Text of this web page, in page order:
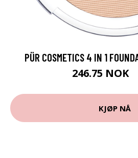
PÜR COSMETICS 4 IN 1
246.75 NOK
KJØP NÅ